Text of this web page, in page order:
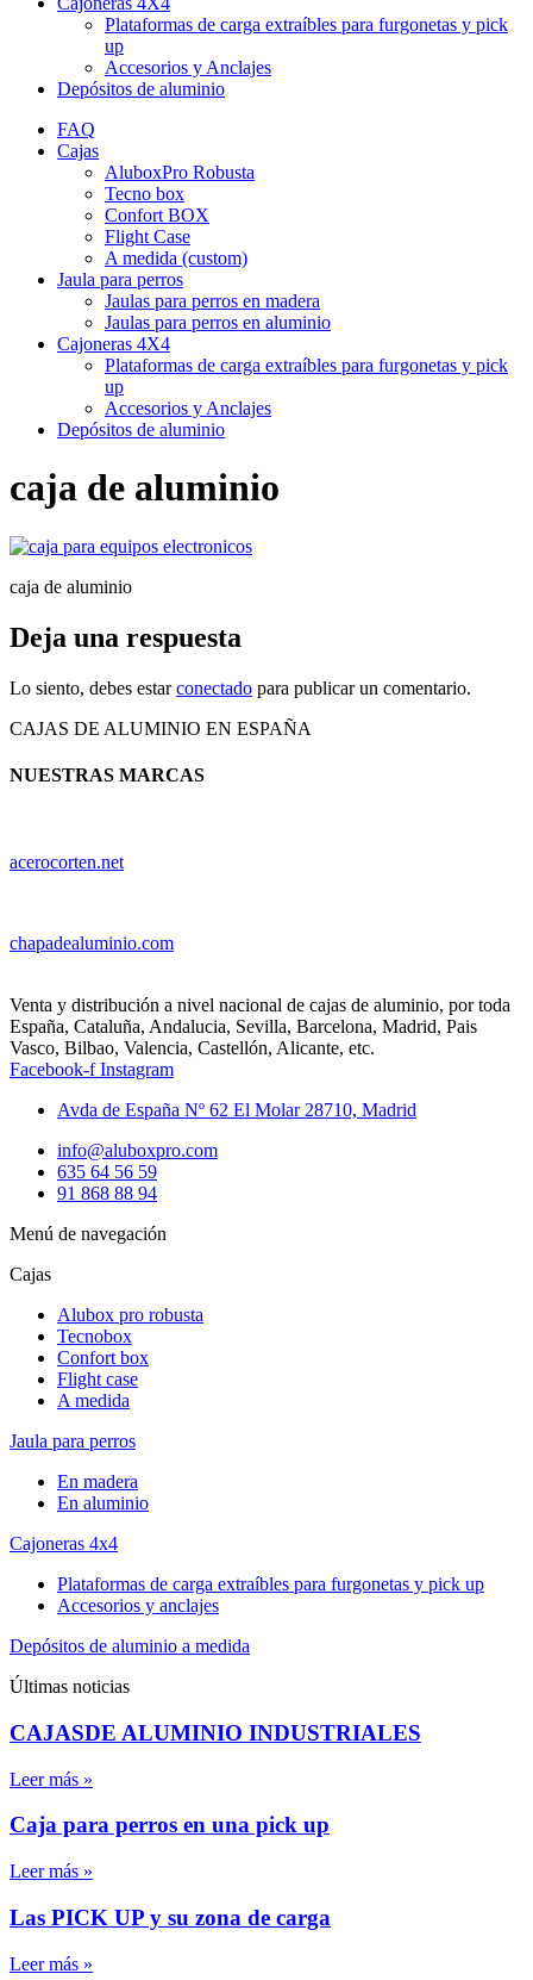
Plataformas de carga extraíbles para furgonetas y pick
up
Accesorios y Anclajes
Depósitos de aluminio
FAQ
Cajas
AluboxPro Robusta
Tecno box
Confort BOX
Flight Case
A medida (custom)
Jaula para perros
Jaulas para perros en madera
Jaulas para perros en aluminio
Cajoneras 4X4
Plataformas de carga extraíbles para furgonetas y pick
up
Accesorios y Anclajes
Depósitos de aluminio
caja de aluminio
caja de aluminio
Deja una respuesta
Lo siento, debes estarconectado para publicar un comentario.
CAJAS DE ALUMINIO EN ESPAÑA
NUESTRAS MARCAS
acerocorten.net
chapadealuminio.com
Venta y distribución a nivel nacional de cajas de aluminio, por toda
España, Cataluña, Andalucia, Sevilla, Barcelona, Madrid, Pais
Vasco, Bilbao, Valencia, Castellón, Alicante, etc.
Facebook-f Instagram
Avda de España Nº 62 El Molar 28710, Madrid
info@aluboxpro.com
635 64 56 59
91 868 88 94
Menú de navegación
Cajas
Alubox pro robusta
Tecnobox
Confort box
Flight case
A medida
Jaula para perros
En madera
En aluminio
Cajoneras 4x4
Plataformas de carga extraíbles para furgonetas y pick up
Accesorios y anclajes
Depósitos de aluminio a medida
Últimas noticias
CAJASDE ALUMINIO INDUSTRIALES
Leer más »
Caja para perros en una pick up
Leer más »
Las PICK UP y su zona de carga
Leer más »